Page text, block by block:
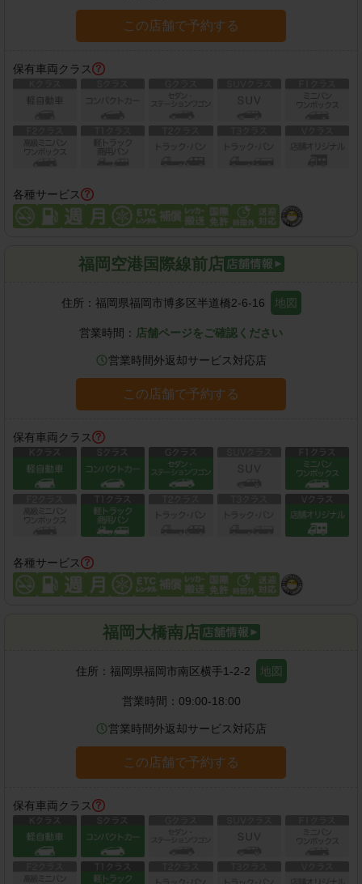
この店舗で予約する
保有車両クラス
各種サービス
福岡空港国際線前店
住所： 福岡県福岡市博多区半道橋2-6-16 地図
営業時間： 店舗ページをご確認ください
営業時間外返却サービス対応店
この店舗で予約する
保有車両クラス
各種サービス
福岡大橋南店
住所： 福岡県福岡市南区横手1-2-2 地図
営業時間： 09:00-18:00
営業時間外返却サービス対応店
この店舗で予約する
保有車両クラス